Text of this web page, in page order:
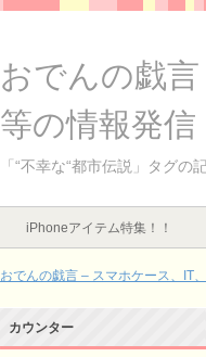
おでんの戯
等の情報発信
「“不幸な“都市伝説」タグの
iPhoneアイテム特集！！
おでんの戯言 – スマホケース、IT
カウンター